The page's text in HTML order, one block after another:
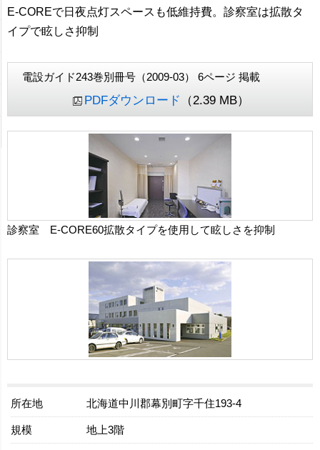
E-COREで日夜点灯スペースも低維持費。診察室は拡散タ
イプで眩しさ抑制
電設ガイド243巻別冊号（2009-03） 6ページ 掲載
PDFダウンロード （2.39 MB）
診察室 E-CORE60拡散タイプを使用して眩しさを抑制
所在地 北海道中川郡幕別町字千住193-4
規模 地上3階